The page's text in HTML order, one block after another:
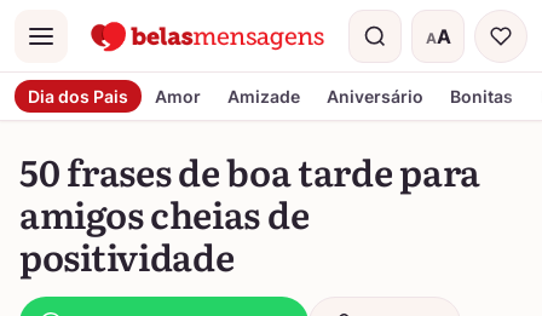
Menu AA
Tamanho do
Dia dos Pais Amor Amizade Aniversário Bonitas
50 frases de boa tarde para
amigos cheias de
positividade